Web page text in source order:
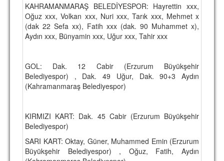
MARŞ & TEZAHÜRATLAR
KULÜP
SPOR TESİSLERİ
PERSONEL
TARİHÇE
KAHRAMANMARAŞ BELEDİYESPOR: Hayrettin xxx,
Oğuz xxx, Volkan xxx, Nuri xxx, Tarık xxx, Mehmet x
(dak 22 Sefa xx), Fatih xxx (dak. 90 Muhammet x),
Aydın xxx, Bünyamin xxx, Uğur xxx, Tahir xxx
GOL: Dak. 12 Cabir (Erzurum Büyükşehir
Belediyespor) , Dak. 49 Uğur, Dak. 90+3 Aydın
(Kahramanmaraş Belediyespor)
KIRMIZI KART: Dak. 45 Cabir (Erzurum Büyükşehir
Belediyespor)
SARI KART: Oktay, Güner, Muhammed Emin (Erzurum
Büyükşehir Belediyespor) , Oğuz, Fatih, Aydın